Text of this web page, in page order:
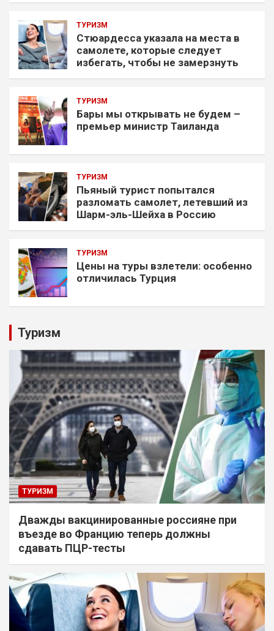
ТУРИЗМ
Стюардесса указала на места в
самолете, которые следует
избегать, чтобы не замерзнуть
ТУРИЗМ
Бары мы открывать не будем –
премьер министр Таиланда
ТУРИЗМ
Пьяный турист попытался
разломать самолет, летевший из
Шарм-эль-Шейха в Россию
ТУРИЗМ
Цены на туры взлетели: особенно
отличилась Турция
Туризм
ТУРИЗМ
Дважды вакцинированные россияне при
въезде во Францию теперь должны
сдавать ПЦР-тесты